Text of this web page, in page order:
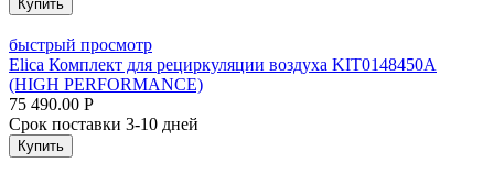
Купить
быстрый просмотр
Elica Комплект для рециркуляции воздуха KIT0148450A
(HIGH PERFORMANCE)
75 490.00 Р
Срок поставки 3-10 дней
Купить